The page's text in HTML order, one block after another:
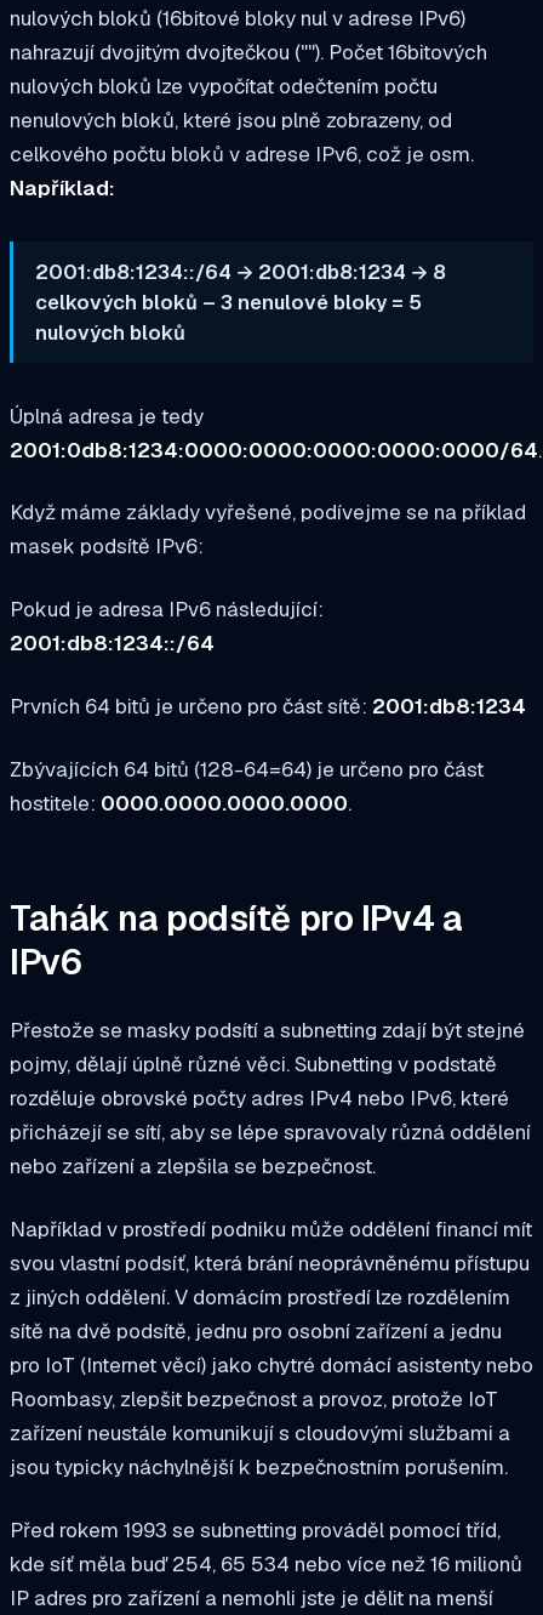
nulových bloků (16bitové bloky nul v adrese IPv6)
nahrazují dvojitým dvojtečkou (""). Počet 16bitových
nulových bloků lze vypočítat odečtením počtu
nenulových bloků, které jsou plně zobrazeny, od
celkového počtu bloků v adrese IPv6, což je osm.
Například:
2001:db8:1234::/64 → 2001:db8:1234 → 8
celkových bloků – 3 nenulové bloky = 5
nulových bloků
Úplná adresa je tedy
2001:0db8:1234:0000:0000:0000:0000:0000/64.
Když máme základy vyřešené, podívejme se na příklad
masek podsítě IPv6:
Pokud je adresa IPv6 následující:
2001:db8:1234::/64
Prvních 64 bitů je určeno pro část sítě: 2001:db8:1234
Zbývajících 64 bitů (128-64=64) je určeno pro část
hostitele: 0000.0000.0000.0000.
Tahák na podsítě pro IPv4 a
IPv6
Přestože se masky podsítí a subnetting zdají být stejné
pojmy, dělají úplně různé věci. Subnetting v podstatě
rozděluje obrovské počty adres IPv4 nebo IPv6, které
přicházejí se sítí, aby se lépe spravovaly různá oddělení
nebo zařízení a zlepšila se bezpečnost.
Například v prostředí podniku může oddělení financí mít
svou vlastní podsíť, která brání neoprávněnému přístupu
z jiných oddělení. V domácím prostředí lze rozdělením
sítě na dvě podsítě, jednu pro osobní zařízení a jednu
pro IoT (Internet věcí) jako chytré domácí asistenty nebo
Roombasy, zlepšit bezpečnost a provoz, protože IoT
zařízení neustále komunikují s cloudovými službami a
jsou typicky náchylnější k bezpečnostním porušením.
Před rokem 1993 se subnetting prováděl pomocí tříd,
kde síť měla buď 254, 65 534 nebo více než 16 milionů
IP adres pro zařízení a nemohli jste je dělit na menší